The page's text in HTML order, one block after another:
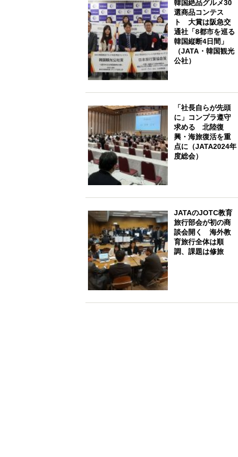
韓国絶品グルメ30
選商品コンテス
ト 大賞は阪急交
通社「8都市を巡る
韓国縦断4日間」
（JATA・韓国観光
公社）
「社長自らが先頭
に」コンプラ遵守
求める 北陸復
興・海旅復活を重
点に（JATA2024年
度総会）
JATAのJOTC教育
旅行部会が初の商
談会開く 海外教
育旅行全体は順
調、課題は修旅